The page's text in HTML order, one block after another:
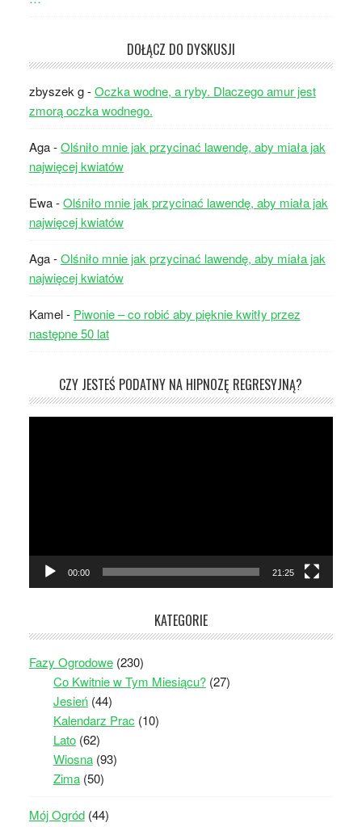
DOŁĄCZ DO DYSKUSJI
zbyszek g-Oczka wodne, a ryby. Dlaczego amur jest
zmorą oczka wodnego.
Aga-Olśniło mnie jak przycinać lawendę, aby miała jak
najwięcej kwiatów
Ewa-Olśniło mnie jak przycinać lawendę, aby miała jak
najwięcej kwiatów
Aga-Olśniło mnie jak przycinać lawendę, aby miała jak
najwięcej kwiatów
Kamel- Piwonie – co robić aby pięknie kwitły przez
następne 50 lat
CZY JESTEŚ PODATNY NA HIPNOZĘ REGRESYJNĄ?
00:00 21:25
KATEGORIE
Fazy Ogrodowe(230)
Co Kwitnie w Tym Miesiącu?(27)
Jesień(44)
Kalendarz Prac (10)
Lato(62)
Wiosna(93)
Zima(50)
Mój Ogród(44)